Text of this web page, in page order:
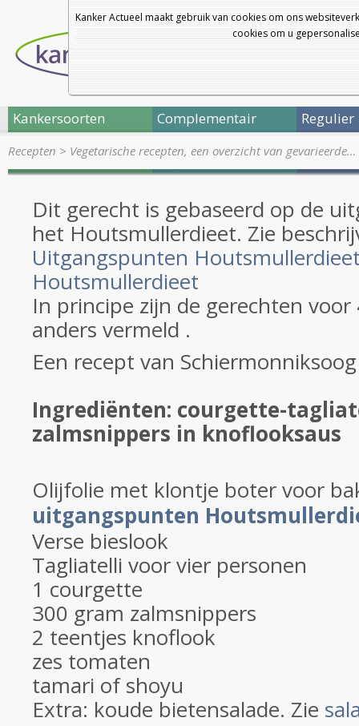
Kanker Actueel maakt gebruik van cookies om ons
cookies om u
Kankersoorten Complementair Regulier
Recepten > Vegetarische recepten, een overzicht van gevarieerde…
Dit gerecht is gebaseerd op de
het Houtsmullerdieet. Zie
Uitgangspunten
Houtsmullerdieet
In principe zijn de gerechten
anders vermeld .
Een recept van Schiermonniksoog
Ingrediënten: courgette-
zalmsnippers in knoflooksaus
Olijfolie met klontje boter voor
uitgangspunten
Verse bieslook
Tagliatelli voor vier personen
1 courgette
300 gram zalmsnippers
2 teentjes knoflook
zes tomaten
tamari of shoyu
Extra: koude bietensalade. Zie